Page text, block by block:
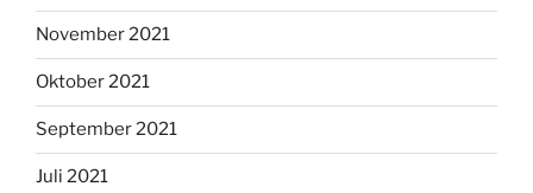
November 2021
Oktober 2021
September 2021
Juli 2021